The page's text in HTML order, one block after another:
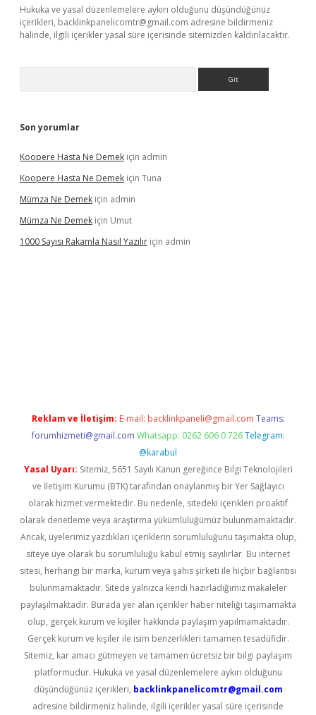
Hukuka ve yasal düzenlemelere aykırı olduğunu düşündüğünüz
içerikleri, backlinkpanelicomtr@gmail.com adresine bildirmeniz
halinde, ilgili içerikler yasal süre içerisinde sitemizden kaldırılacaktır.
Son yorumlar
Koopere Hasta Ne Demek için admin
Koopere Hasta Ne Demek için Tuna
Mümza Ne Demek için admin
Mümza Ne Demek için Umut
1000 Sayısı Rakamla Nasıl Yazılır için admin
Reklam ve İletişim: E-mail: backlinkpaneli@gmail.com Teams:
forumhizmeti@gmail.com Whatsapp: 0262 606 0 726 Telegram:
@karabul
Yasal Uyarı: Sitemiz, 5651 Sayılı Kanun gereğince Bilgi Teknolojileri
ve İletişim Kurumu (BTK) tarafından onaylanmış bir Yer Sağlayıcı
olarak hizmet vermektedir. Bu nedenle, sitedeki içerikleri proaktif
olarak denetleme veya araştırma yükümlülüğümüz bulunmamaktadır.
Ancak, üyelerimiz yazdıkları içeriklerin sorumluluğunu taşımakta olup,
siteye üye olarak bu sorumluluğu kabul etmiş sayılırlar. Bu internet
sitesi, herhangi bir marka, kurum veya şahıs şirketi ile hiçbir bağlantısı
bulunmamaktadır. Sitede yalnızca kendi hazırladığımız makaleler
paylaşılmaktadır. Burada yer alan içerikler haber niteliği taşımamakta
olup, gerçek kurum ve kişiler hakkında paylaşım yapılmamaktadır.
Gerçek kurum ve kişiler ile isim benzerlikleri tamamen tesadüfidir.
Sitemiz, kar amacı gütmeyen ve tamamen ücretsiz bir bilgi paylaşım
platformudur. Hukuka ve yasal düzenlemelere aykırı olduğunu
düşündüğünüz içerikleri, backlinkpanelicomtr@gmail.com
adresine bildirmeniz halinde, ilgili içerikler yasal süre içerisinde